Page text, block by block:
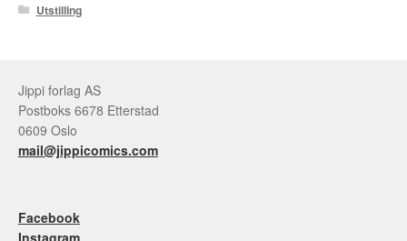
Utstilling
Jippi forlag AS
Postboks 6678 Etterstad
0609 Oslo
mail@jippicomics.com
Facebook